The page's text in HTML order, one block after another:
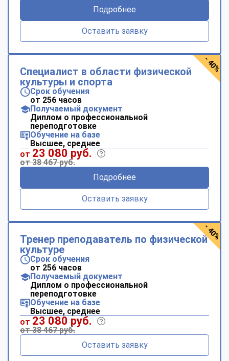
Подробнее
Оставить заявку
Специалист в области физической
культуры и спорта
Срок обучения
от 256 часов
Получаемый документ
Диплом о профессиональной
переподготовке
Обучение на базе
Высшее, среднее
от 23 080 руб.
от 38 467 руб.
Подробнее
Оставить заявку
- 40%
Тренер преподаватель по физической
культуре
Срок обучения
от 256 часов
Получаемый документ
Диплом о профессиональной
переподготовке
Обучение на базе
Высшее, среднее
от 23 080 руб.
от 38 467 руб.
Оставить заявку
- 40%